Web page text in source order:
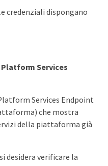
credenziali dispongano
Platform Services
Services Endpoint
che mostra
della piattaforma già
desidera verificare la